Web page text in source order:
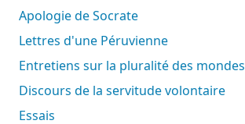
Apologie de Socrate
Lettres d'une Péruvienne
Entretiens sur la pluralité des mondes
Discours de la servitude volontaire
Essais